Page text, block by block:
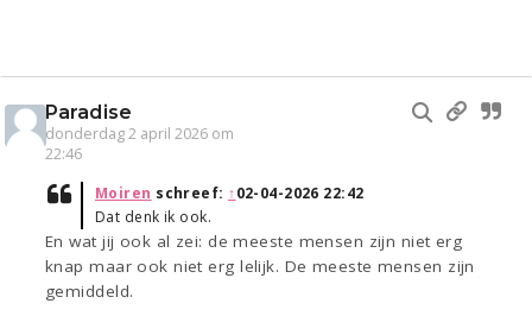
Paradise
donderdag 2 april 2026 om
22:46
Moiren schreef: ↑02-04-2026 22:42
Dat denk ik ook.
En wat jij ook al zei: de meeste mensen zijn niet erg
knap maar ook niet erg lelijk. De meeste mensen zijn
gemiddeld.